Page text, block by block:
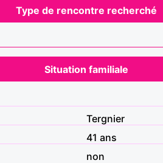
Type de rencontre recherché
Situation familiale
Tergnier
41 ans
non